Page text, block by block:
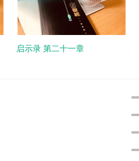
启示录 第二十一章